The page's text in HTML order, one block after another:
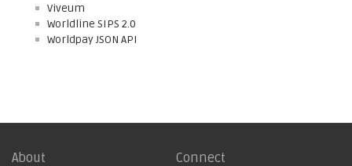
Viveum
Worldline SIPS 2.0
Worldpay JSON API
About Connect